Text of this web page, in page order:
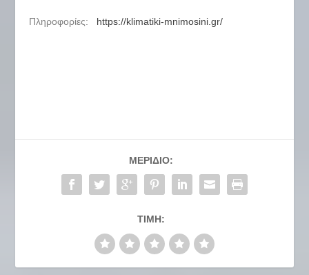
Πληροφορίες: https://klimatiki-mnimosini.gr/
ΜΕΡΊΔΙΟ:
ΤΙΜΉ: